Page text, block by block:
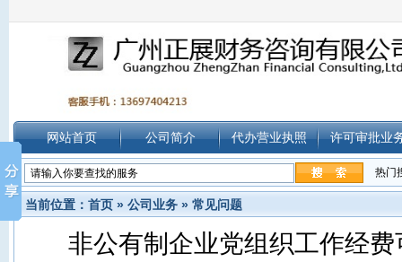
网站首页 公司简介 代办营业执照 许可审批业
热门
当前位置： 首页 » 公司业务 » 常见问题
非公有制企业党组织工作经